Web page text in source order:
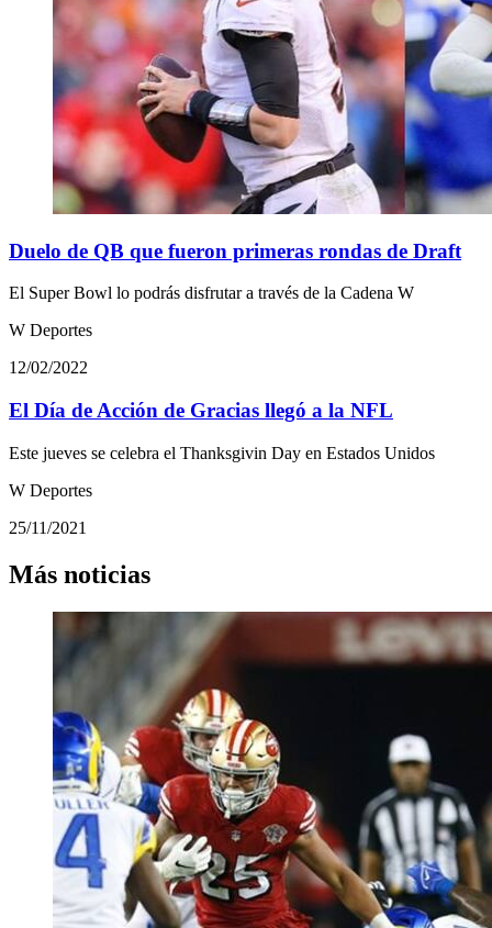
Duelo de QB que fueron primeras rondas de Draft
El Super Bowl lo podrás disfrutar a través de la Cadena W
W Deportes
12/02/2022
El Día de Acción de Gracias llegó a la NFL
Este jueves se celebra el Thanksgivin Day en Estados Unidos
W Deportes
25/11/2021
Más noticias